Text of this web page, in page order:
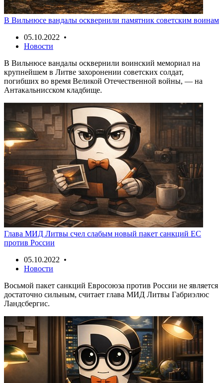
В Вильнюсе вандалы осквернили памятник советским воинам
05.10.2022 •
Новости
В Вильнюсе вандалы осквернили воинский мемориал на
крупнейшем в Литве захоронении советских солдат,
погибших во время Великой Отечественной войны, — на
Антакальнисском кладбище.
Глава МИД Литвы счел слабым новый пакет санкций ЕС
против России
05.10.2022 •
Новости
Восьмой пакет санкций Евросоюза против России не является
достаточно сильным, считает глава МИД Литвы Габриэлюс
Ландсбергис.